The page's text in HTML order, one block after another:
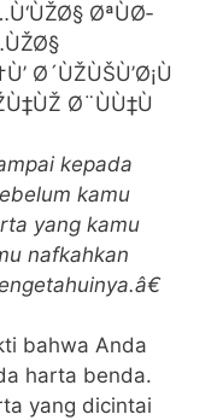
ØªÙØ­
Ø´ÙŽÙŠÙ’Ø¡Ù
Ø¨ÙÙ‡Ù
kepada
kamu
yang kamu
nafkahkan
bahwa Anda
harta benda.
yang dicintai